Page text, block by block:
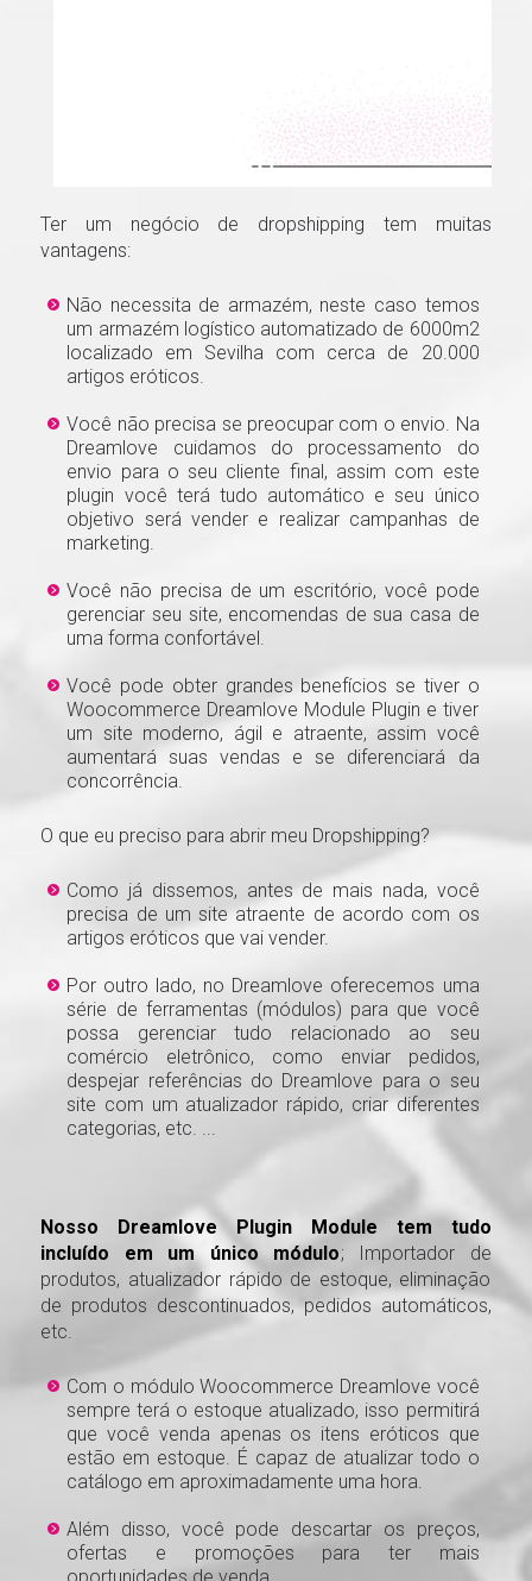
Ter um negócio de dropshipping tem muitas
vantagens:
Não necessita de armazém, neste caso temos
um armazém logístico automatizado de 6000m2
localizado em Sevilha com cerca de 20.000
artigos eróticos.
Você não precisa se preocupar com o envio. Na
Dreamlove cuidamos do processamento do
envio para o seu cliente final, assim com este
plugin você terá tudo automático e seu único
objetivo será vender e realizar campanhas de
marketing.
Você não precisa de um escritório, você pode
gerenciar seu site, encomendas de sua casa de
uma forma confortável.
Você pode obter grandes benefícios se tiver o
Woocommerce Dreamlove Module Plugin e tiver
um site moderno, ágil e atraente, assim você
aumentará suas vendas e se diferenciará da
concorrência.
O que eu preciso para abrir meu Dropshipping?
Como já dissemos, antes de mais nada, você
precisa de um site atraente de acordo com os
artigos eróticos que vai vender.
Por outro lado, no Dreamlove oferecemos uma
série de ferramentas (módulos) para que você
possa gerenciar tudo relacionado ao seu
comércio eletrônico, como enviar pedidos,
despejar referências do Dreamlove para o seu
site com um atualizador rápido, criar diferentes
categorias, etc. ...
Nosso Dreamlove Plugin Module tem tudo
incluído em um único módulo; Importador de
produtos, atualizador rápido de estoque, eliminação
de produtos descontinuados, pedidos automáticos,
etc.
Com o módulo Woocommerce Dreamlove você
sempre terá o estoque atualizado, isso permitirá
que você venda apenas os itens eróticos que
estão em estoque. É capaz de atualizar todo o
catálogo em aproximadamente uma hora.
Além disso, você pode descartar os preços,
ofertas e promoções para ter mais